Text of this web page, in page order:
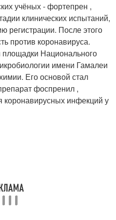
учёных - фортепрен ,
клинических испытаний,
регистрации. После этого
против коронавируса.
площадки Национального
имени Гамалеи
Его основой стал
фоспренил ,
коронавирусных инфекций у